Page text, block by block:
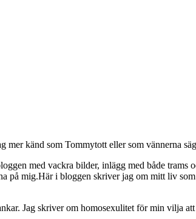
känd som Tommytott eller som vännerna
med vackra bilder, inlägg med både trams
på mig.Här i bloggen skriver jag om mitt liv
Jag skriver om homosexulitet för min vilja